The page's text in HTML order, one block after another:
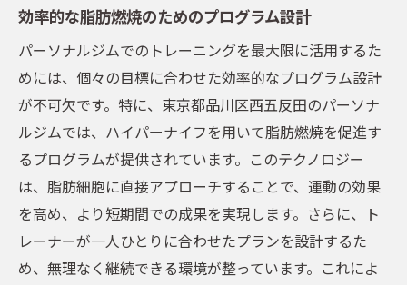
効率的な脂肪燃焼のためのプログラム設計
パーソナルジムでのトレーニングを最大限に活用するた
めには、個々の目標に合わせた効率的なプログラム設計
が不可欠です。特に、東京都品川区西五反田のパーソナ
ルジムでは、ハイパーナイフを用いて脂肪燃焼を促進す
るプログラムが提供されています。このテクノロジー
は、脂肪細胞に直接アプローチすることで、運動の効果
を高め、より短期間での成果を実現します。さらに、ト
レーナーが一人ひとりに合わせたプランを設計するた
め、無理なく継続できる環境が整っています。これによ